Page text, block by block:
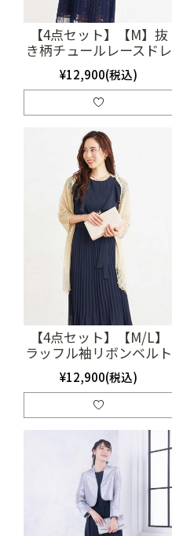
【4点セット】【M】抜
き柄チュールレースドレ
ス（ネイビー）
(SET3126)
¥12,900(税込)
【4点セット】【M/L】
ラッフル袖リボンベルト
付きプリーツドレス（ネ
イビー）(SET3218)
¥12,900(税込)